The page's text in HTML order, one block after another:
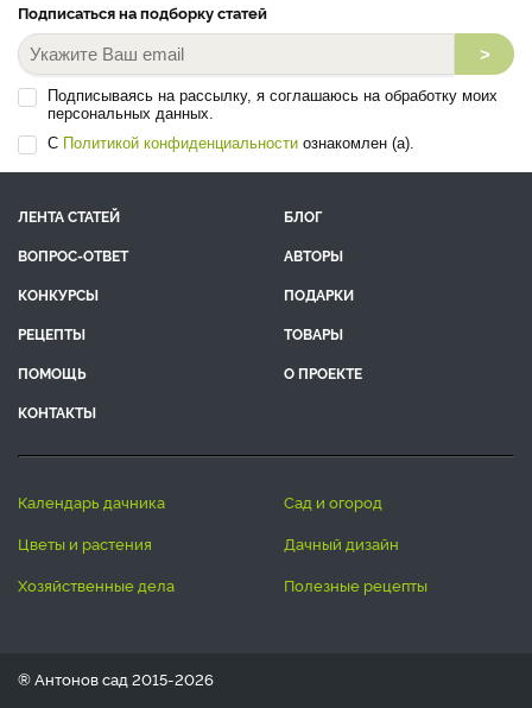
Подписаться на подборку статей
>
Подписываясь на рассылку, я соглашаюсь на обработку моих
персональных данных.
С Политикой конфиденциальности ознакомлен (а).
ЛЕНТА СТАТЕЙ
БЛОГ
ВОПРОС-ОТВЕТ
АВТОРЫ
КОНКУРСЫ
ПОДАРКИ
РЕЦЕПТЫ
ТОВАРЫ
ПОМОЩЬ
О ПРОЕКТЕ
КОНТАКТЫ
календарь дачника
сад и огород
цветы и растения
дачный дизайн
хозяйственные дела
полезные рецепты
® Антонов сад 2015-2026